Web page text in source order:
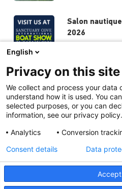
Salon
2026
Salon
8 mai 2026
Hella marine
31 mars
English
Privacy on this site
We collect and process your data
understand how it is used. You
selected purposes, or you can
information, see our privacy policy.
Analytics
Conversion
Consent details Data